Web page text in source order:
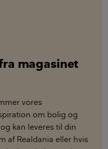
magasinet
vores
om bolig og
kan leveres til din
af Realdania eller hvis